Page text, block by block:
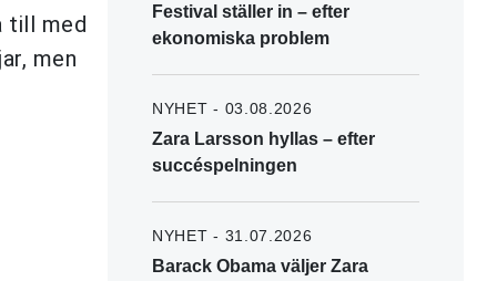
till med
men
Festival ställer in – efter
ekonomiska problem
NYHET - 03.08.2026
Zara Larsson hyllas – efter
succéspelningen
NYHET - 31.07.2026
Barack Obama väljer Zara